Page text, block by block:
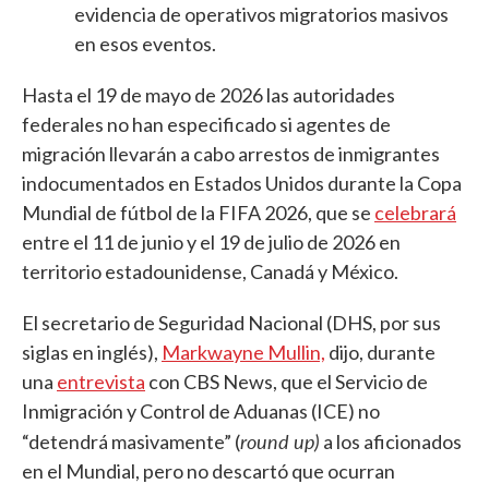
evidencia de operativos migratorios masivos
en esos eventos.
Hasta el 19 de mayo de 2026 las autoridades
federales no han especificado si agentes de
migración llevarán a cabo arrestos de inmigrantes
indocumentados en Estados Unidos durante la Copa
Mundial de fútbol de la FIFA 2026, que se celebrará
entre el 11 de junio y el 19 de julio de 2026 en
territorio estadounidense, Canadá y México.
El secretario de Seguridad Nacional (DHS, por sus
siglas en inglés), Markwayne Mullin, dijo, durante
una entrevista con CBS News, que el Servicio de
Inmigración y Control de Aduanas (ICE) no
“detendrá masivamente” (round up) a los aficionados
en el Mundial, pero no descartó que ocurran